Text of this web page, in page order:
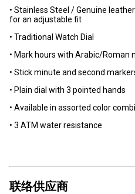
• Stainless Steel / Genuine
for an adjustable fit
• Traditional Watch Dial
• Mark hours with Arabic/Roman
• Stick minute and second
• Plain dial with 3 pointed hands
• Available in assorted color
• 3 ATM water resistance
联络供应商